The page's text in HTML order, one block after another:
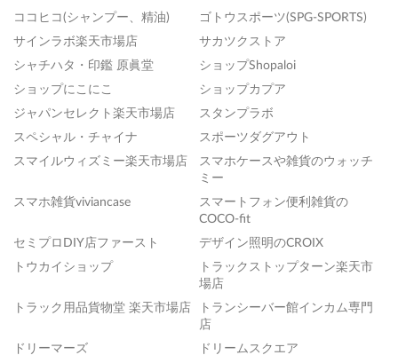
ココヒコ(シャンプー、精油)
ゴトウスポーツ(SPG-SPORTS)
サインラボ楽天市場店
サカツクストア
シャチハタ・印鑑 原眞堂
ショップShopaloi
ショップにこにこ
ショップカプア
ジャパンセレクト楽天市場店
スタンプラボ
スペシャル・チャイナ
スポーツダグアウト
スマイルウィズミー楽天市場店
スマホケースや雑貨のウォッチ
ミー
スマホ雑貨viviancase
スマートフォン便利雑貨の
COCO-fit
セミプロDIY店ファースト
デザイン照明のCROIX
トウカイショップ
トラックストップターン楽天市
場店
トラック用品貨物堂 楽天市場店
トランシーバー館インカム専門
店
ドリーマーズ
ドリームスクエア